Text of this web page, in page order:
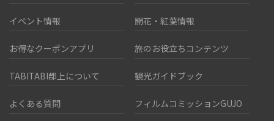
イベント情報 開花・紅葉情報
お得なクーポンアプリ 旅のお役立ちコンテンツ
TABITABI郡上について 観光ガイドブック
よくある質問 フィルムコミッションGUJO